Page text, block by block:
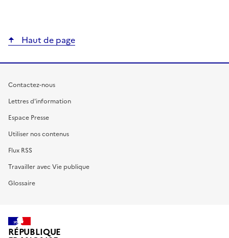
Haut de page
Contactez-nous
Lettres d'information
Espace Presse
Utiliser nos contenus
Flux RSS
Travailler avec Vie publique
Glossaire
RÉPUBLIQUE